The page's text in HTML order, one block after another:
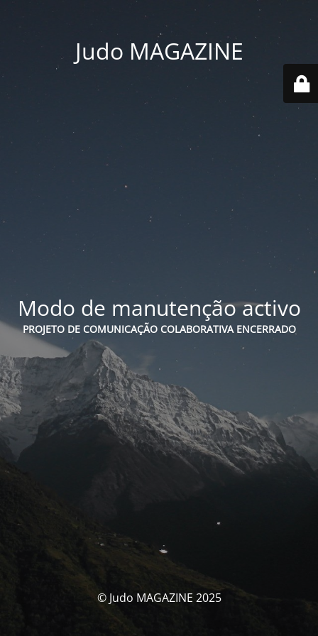
Judo MAGAZINE
Modo de manutenção activo
PROJETO DE COMUNICAÇÃO COLABORATIVA ENCERRADO
© Judo MAGAZINE 2025